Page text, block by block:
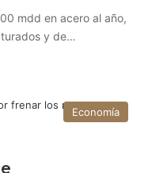
mdd en acero al año,
y de…
Economía